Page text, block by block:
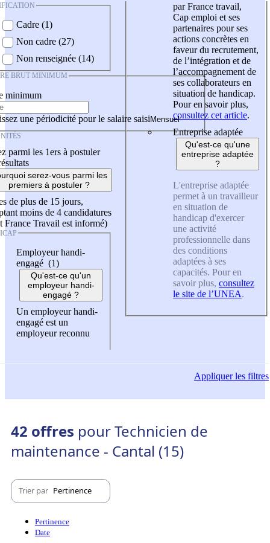
Cadre (1)
Non cadre (27)
Non renseignée (14)
BRUT MINIMUM
minimum
une périodicité pour le salaire saisi
parmi les 1ers à postuler
serez-vous parmi les
premiers à postuler ?
de plus de 15 jours,
moins de 4 candidatures
France Travail est informé)
Employeur handi-
engagé (1)
Qu'est-ce qu'un
employeur handi-
engagé ?
Un employeur handi-
engagé est un
employeur reconnu
par France travail,
Cap emploi et ses
partenaires pour ses
actions concrètes en
faveur du recrutement,
de l’intégration et de
l’accompagnement de
ses collaborateurs en
situation de handicap.
Pour en savoir plus,
consultez cet article.
Entreprise adaptée
Qu'est-ce qu'une
entreprise adaptée
?
L'entreprise adaptée
permet à un travailleur
en situation de
handicap d'exercer
une activité
professionnelle dans
des conditions
adaptées à ses
capacités. Pour en
savoir plus, consultez
le site de l’UNEA.
Appliquerles filtres
42 offres pour Technicien de
maintenance - Cantal (15)
Trier par Pertinence
Pertinence
Date